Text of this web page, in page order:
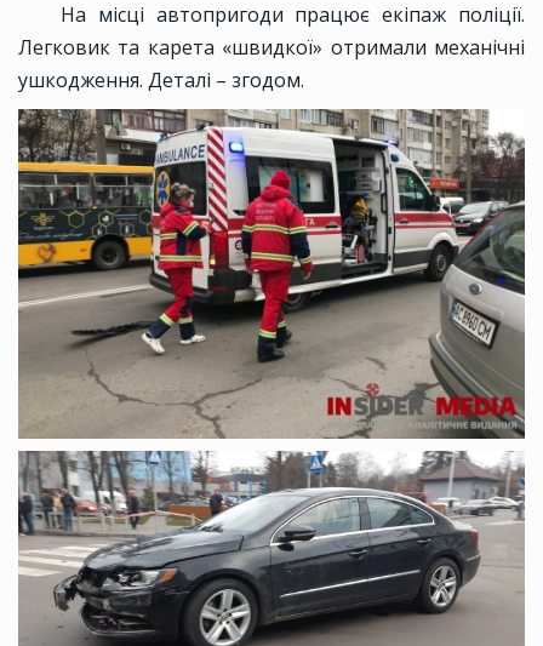
На місці автопригоди працює екіпаж поліції.
Легковик та карета «швидкої» отримали механічні
ушкодження. Деталі – згодом.